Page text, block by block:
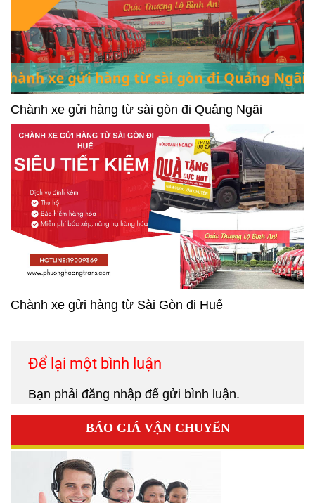
Chành xe gửi hàng từ sài gòn đi Quảng Ngãi
Chành xe gửi hàng từ Sài Gòn đi Huế
Để lại một bình luận
Bạn phải đăng nhập để gửi bình luận.
BÁO GIÁ VẬN CHUYỂN